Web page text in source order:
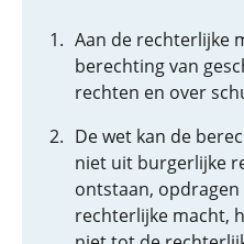
Aan de rechterlijke
berechting van
rechten en over
De wet kan de
niet uit burgerlijke
ontstaan, opdragen
rechterlijke macht,